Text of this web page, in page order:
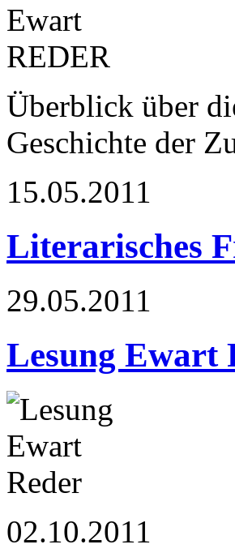
Überblick über
Geschichte der
15.05.2011
Literarisches
29.05.2011
Lesung Ewart
02.10.2011